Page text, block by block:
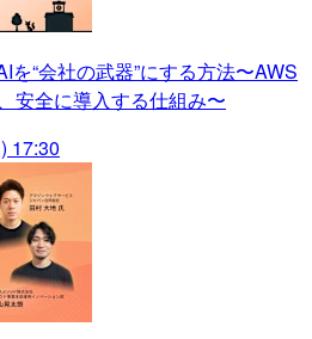
を“会社の武器”にする方法〜AWS
安全に導入する仕組み〜
17:30